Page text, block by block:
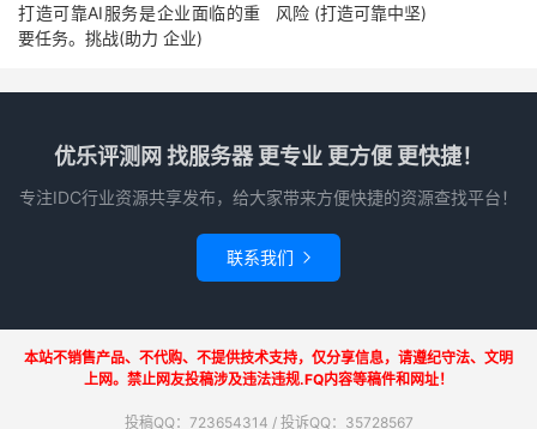
打造可靠AI服务是企业面临的重
要任务。挑战(助力 企业)
风险 (打造可靠中坚)
优乐评测网 找服务器 更专业 更方便 更快捷！
专注IDC行业资源共享发布，给大家带来方便快捷的资源查找平台！
联系我们 
本站不销售产品、不代购、不提供技术支持，仅分享信息，请遵纪守法、文明
上网。禁止网友投稿涉及违法违规.FQ内容等稿件和网址！
投稿QQ：723654314 / 投诉QQ：35728567